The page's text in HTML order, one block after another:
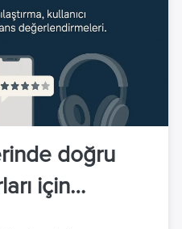
doğru
için